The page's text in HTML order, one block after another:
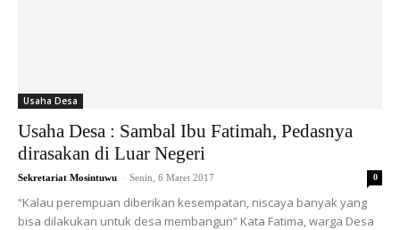
Usaha Desa
Usaha Desa : Sambal Ibu Fatimah, Pedasnya
dirasakan di Luar Negeri
Sekretariat Mosintuwu - Senin, 6 Maret 2017 0
“Kalau perempuan diberikan kesempatan, niscaya banyak yang
bisa dilakukan untuk desa membangun” Kata Fatima, warga Desa